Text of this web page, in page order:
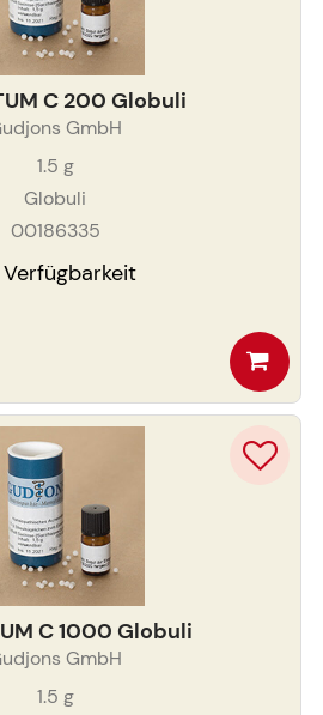
C 200 Globuli
GmbH
1.5 g
Globuli
00186335
Verfügbarkeit
C 1000 Globuli
GmbH
1.5 g